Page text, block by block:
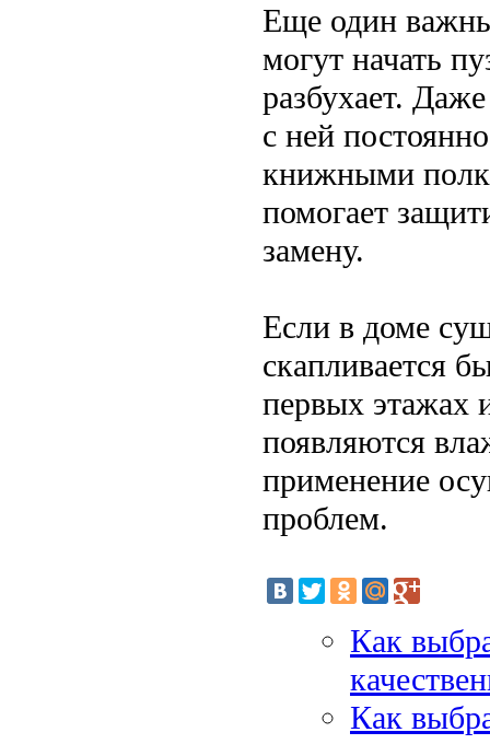
Еще один
могут начать
разбухает.
с ней
книжными
помогает
замену.
Если в доме
скапливается
первых этажах
появляются
применение
проблем.
Как
Как